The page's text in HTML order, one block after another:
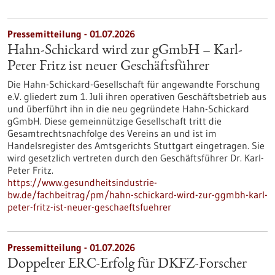
Pressemitteilung - 01.07.2026
Hahn-Schickard wird zur gGmbH – Karl-
Peter Fritz ist neuer Geschäftsführer
Die Hahn-Schickard-Gesellschaft für angewandte Forschung
e.V. gliedert zum 1. Juli ihren operativen Geschäftsbetrieb aus
und überführt ihn in die neu gegründete Hahn-Schickard
gGmbH. Diese gemeinnützige Gesellschaft tritt die
Gesamtrechtsnachfolge des Vereins an und ist im
Handelsregister des Amtsgerichts Stuttgart eingetragen. Sie
wird gesetzlich vertreten durch den Geschäftsführer Dr. Karl-
Peter Fritz.
https://www.gesundheitsindustrie-
bw.de/fachbeitrag/pm/hahn-schickard-wird-zur-ggmbh-karl-
peter-fritz-ist-neuer-geschaeftsfuehrer
Pressemitteilung - 01.07.2026
Doppelter ERC-Erfolg für DKFZ-Forscher